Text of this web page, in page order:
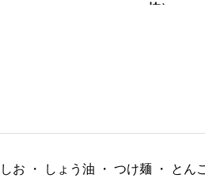
抜）
しお ・ しょう油 ・ つけ麺 ・ とん